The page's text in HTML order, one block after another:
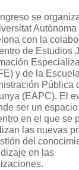
se
Autònoma
con la
de Estudios
y de la
Pública
(EAPC). El
ser un
en el que se
las nuevas
del
en las